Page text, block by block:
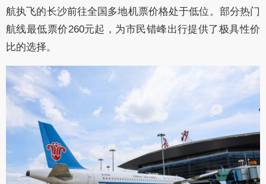
航执飞的长沙前往全国多地机票价格处于低位。部分热门
航线最低票价260元起，为市民错峰出行提供了极具性价
比的选择。